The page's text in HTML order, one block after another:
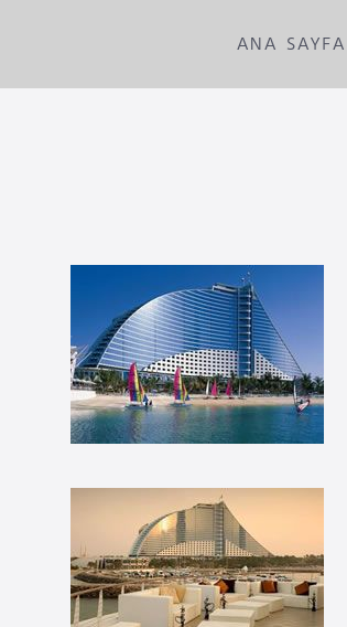
ANA SAYFA